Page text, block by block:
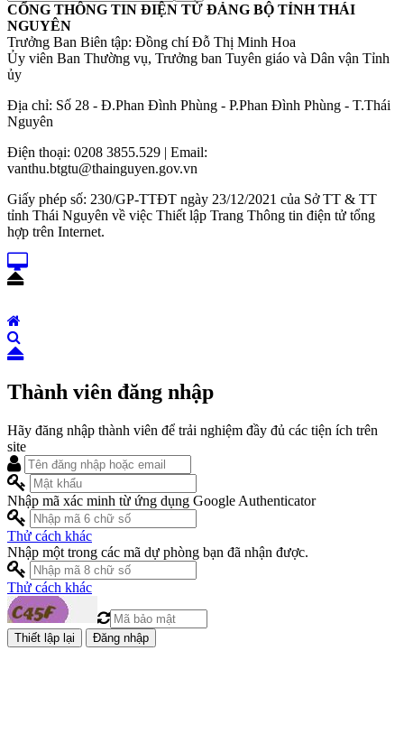
CỔNG THÔNG TIN ĐIỆN TỬ ĐẢNG BỘ TỈNH THÁI
NGUYÊN
Trưởng Ban Biên tập: Đồng chí Đỗ Thị Minh Hoa
Ủy viên Ban Thường vụ, Trưởng ban Tuyên giáo và Dân vận Tỉnh
ủy
Địa chỉ: Số 28 - Đ.Phan Đình Phùng - P.Phan Đình Phùng - T.Thái
Nguyên
Điện thoại: 0208 3855.529 | Email:
vanthu.btgtu@thainguyen.gov.vn
Giấy phép số: 230/GP-TTĐT ngày 23/12/2021 của Sở TT & TT
tỉnh Thái Nguyên về việc Thiết lập Trang Thông tin điện tử tổng
hợp trên Internet.
Thành viên đăng nhập
Hãy đăng nhập thành viên để trải nghiệm đầy đủ các tiện ích trên
site
Nhập mã xác minh từ ứng dụng Google Authenticator
Thử cách khác
Nhập một trong các mã dự phòng bạn đã nhận được.
Thử cách khác
Đăng nhập